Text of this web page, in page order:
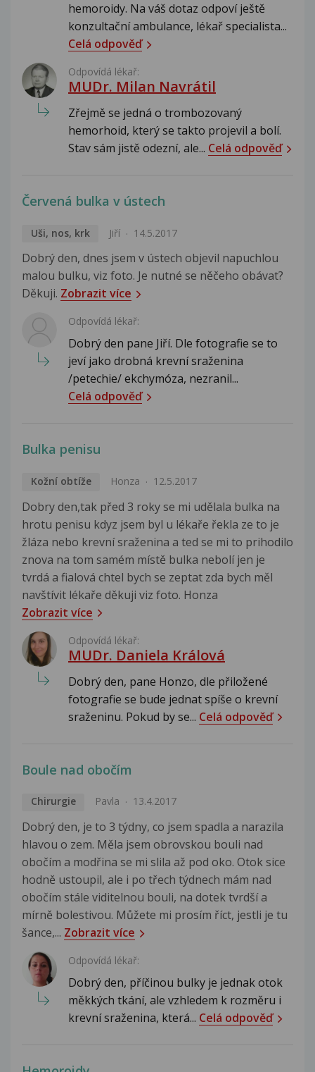
hemoroidy. Na váš dotaz odpoví ještě
konzultační ambulance, lékař specialista...
Celá odpověď
Odpovídá lékař:
MUDr. Milan Navrátil
Zřejmě se jedná o trombozovaný
hemorhoid, který se takto projevil a bolí.
Stav sám jistě odezní, ale... Celá odpověď
Červená bulka v ústech
Uši, nos, krk Jiří 14.5.2017
Dobrý den, dnes jsem v ústech objevil napuchlou
malou bulku, viz foto. Je nutné se něčeho obávat?
Děkuji. Zobrazit více
Odpovídá lékař:
Dobrý den pane Jiří. Dle fotografie se to
jeví jako drobná krevní sraženina
/petechie/ ekchymóza, nezranil...
Celá odpověď
Bulka penisu
Kožní obtíže Honza 12.5.2017
Dobry den,tak před 3 roky se mi udělala bulka na
hrotu penisu kdyz jsem byl u lékaře řekla ze to je
žláza nebo krevní sraženina a ted se mi to prihodilo
znova na tom samém místě bulka nebolí jen je
tvrdá a fialová chtel bych se zeptat zda bych měl
navštívit lékaře děkuji viz foto. Honza
Zobrazit více
Odpovídá lékař:
MUDr. Daniela Králová
Dobrý den, pane Honzo, dle přiložené
fotografie se bude jednat spíše o krevní
sraženinu. Pokud by se... Celá odpověď
Boule nad obočím
Chirurgie Pavla 13.4.2017
Dobrý den, je to 3 týdny, co jsem spadla a narazila
hlavou o zem. Měla jsem obrovskou bouli nad
obočím a modřina se mi slila až pod oko. Otok sice
hodně ustoupil, ale i po třech týdnech mám nad
obočím stále viditelnou bouli, na dotek tvrdší a
mírně bolestivou. Můžete mi prosím říct, jestli je tu
šance,... Zobrazit více
Odpovídá lékař:
Dobrý den, příčinou bulky je jednak otok
měkkých tkání, ale vzhledem k rozměru i
krevní sraženina, která... Celá odpověď